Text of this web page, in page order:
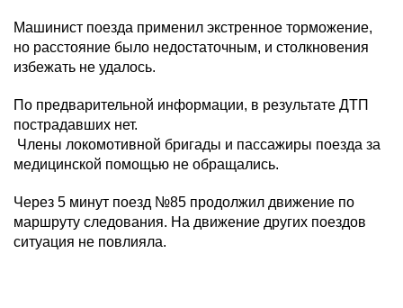
Машинист поезда применил экстренное торможение,
но расстояние было недостаточным, и столкновения
избежать не удалось.
По предварительной информации, в результате ДТП
пострадавших нет.
Члены локомотивной бригады и пассажиры поезда за
медицинской помощью не обращались.
Через 5 минут поезд №85 продолжил движение по
маршруту следования. На движение других поездов
ситуация не повлияла.